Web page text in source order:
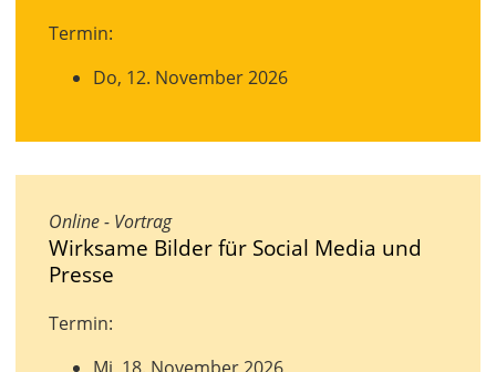
Termin:
Do, 12. November 2026
Online - Vortrag
Wirksame Bilder für Social Media und
Presse
Termin: